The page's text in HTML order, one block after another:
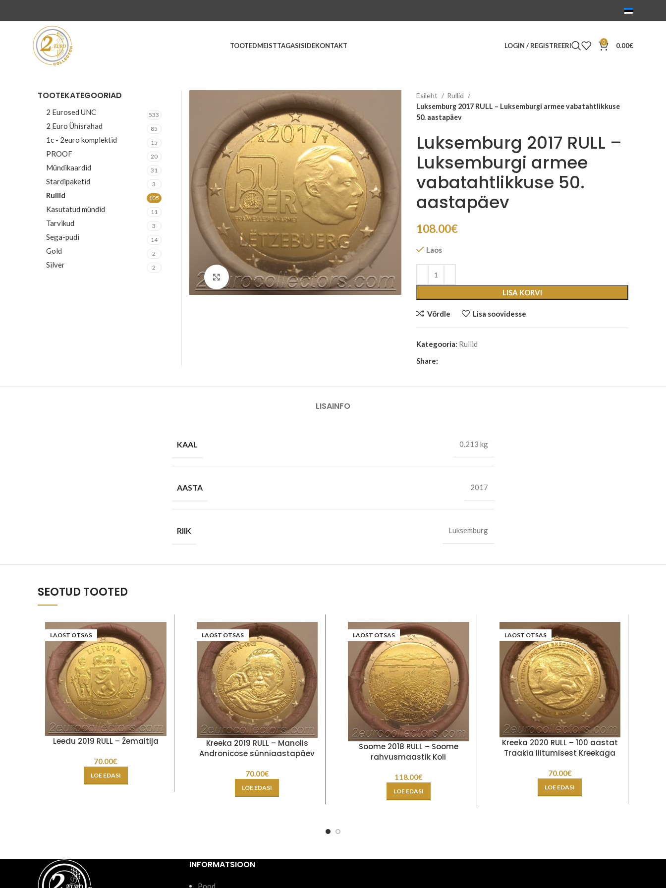
TOOTEDMEISTTAGASISIDEKONTAKT LOGIN / REGISTREERI 0 0.00€
Suurenda
Esileht
Rullid
Luksemburg 2017 RULL – Luksemburgi armee vabatahtlikkuse
50. aastapäev
Luksemburg 2017 RULL –
Luksemburgi armee
vabatahtlikkuse 50.
aastapäev
108.00€
Laos
LISA KORVI
Võrdle Lisa soovidesse
Kategooria: Rullid
Share:
TOOTEKATEGOORIAD
2 Eurosed UNC 533
2 Euro Ühisrahad 85
1c - 2euro komplektid 15
PROOF 20
Mündikaardid 31
Stardipaketid 3
Rullid 105
Kasutatud mündid 11
Tarvikud 3
Sega-pudi 14
Gold 2
Silver 2
LISAINFO
KAAL 0.213 kg
AASTA 2017
RIIK Luksemburg
SEOTUD TOOTED
LAOST OTSAS
Leedu 2019 RULL – Žemaitija
70.00€
LOE EDASI
LAOST OTSAS
Kreeka 2019 RULL – Manolis
Andronicose sünniaastapäev
70.00€
LOE EDASI
LAOST OTSAS
Soome 2018 RULL – Soome
rahvusmaastik Koli
118.00€
LOE EDASI
LAOST OTSAS
Kreeka 2020 RULL – 100 aastat
Traakia liitumisest Kreekaga
70.00€
LOE EDASI
INFORMATSIOON
Pood